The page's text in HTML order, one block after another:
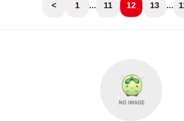
< 1 ... 11 12 13 ...